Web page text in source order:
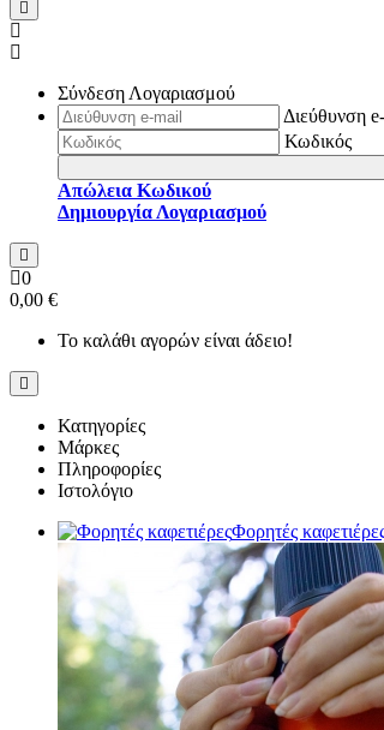
Σύνδεση Λογαριασμού
Διεύθυνση
Κωδικός
Απώλεια Κωδικού
Δημιουργία Λογαριασμού
0
0,00 €
Το καλάθι αγορών είναι άδειο!
Κατηγορίες
Μάρκες
Πληροφορίες
Ιστολόγιο
Φορητές